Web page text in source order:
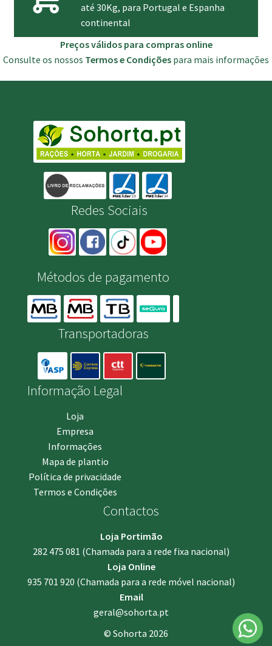
até 30Kg, para Portugal e Espanha
continental
Preços válidos para compras online
Consulte os nossos Termos e Condições para mais informações
Redes Sociais
Métodos de pagamento
Transportadoras
Informação Legal
Loja
Empresa
Informações
Mapa de plantio
Política de privacidade
Termos e Condições
Contactos
Loja Portimão
282 475 081 (Chamada para a rede fixa nacional)
Loja Online
935 701 920 (Chamada para a rede móvel nacional)
Email
geral@sohorta.pt
© Sohorta 2026